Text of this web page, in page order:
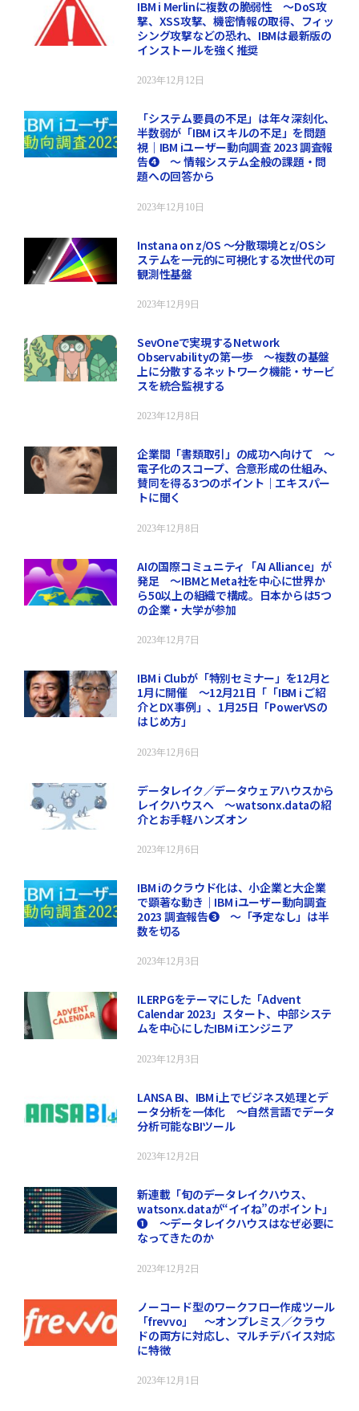
IBM i Merlinに複数の脆弱性 ～DoS攻
撃、XSS攻撃、機密情報の取得、フィッ
シング攻撃などの恐れ、IBMは最新版の
インストールを強く推奨
2023年12月12日
「システム要員の不足」は年々深刻化、
半数弱が「IBM iスキルの不足」を問題
視｜IBM iユーザー動向調査 2023 調査報
告❹ ～ 情報システム全般の課題・問
題への回答から
2023年12月10日
Instana on z/OS ～分散環境とz/OSシ
ステムを一元的に可視化する次世代の可
観測性基盤
2023年12月9日
SevOneで実現するNetwork
Observabilityの第一歩 ～複数の基盤
上に分散するネットワーク機能・サービ
スを統合監視する
2023年12月8日
企業間「書類取引」の成功へ向けて ～
電子化のスコープ、合意形成の仕組み、
賛同を得る3つのポイント｜エキスパー
トに聞く
2023年12月8日
AIの国際コミュニティ「AI Alliance」が
発足 ～IBMとMeta社を中心に世界か
ら50以上の組織で構成。日本からは5つ
の企業・大学が参加
2023年12月7日
IBM i Clubが「特別セミナー」を12月と
1月に開催 ～12月21日「「IBM i ご紹
介とDX事例」、1月25日「PowerVSの
はじめ方」
2023年12月6日
データレイク／データウェアハウスから
レイクハウスへ ～watsonx.dataの紹
介とお手軽ハンズオン
2023年12月6日
IBM iのクラウド化は、小企業と大企業
で顕著な動き｜IBM iユーザー動向調査
2023 調査報告❸ ～「予定なし」は半
数を切る
2023年12月3日
ILERPGをテーマにした「Advent
Calendar 2023」スタート、中部システ
ムを中心にしたIBM iエンジニア
2023年12月3日
LANSA BI、IBM i上でビジネス処理とデ
ータ分析を一体化 ～自然言語でデータ
分析可能なBIツール
2023年12月2日
新連載「旬のデータレイクハウス、
watsonx.dataが“イイね”のポイント」
❶ ～データレイクハウスはなぜ必要に
なってきたのか
2023年12月2日
ノーコード型のワークフロー作成ツール
「frevvo」 ～オンプレミス／クラウ
ドの両方に対応し、マルチデバイス対応
に特徴
2023年12月1日